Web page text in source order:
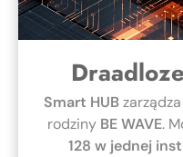
Smart HUB
rodziny BE WAVE.
128 w jednej